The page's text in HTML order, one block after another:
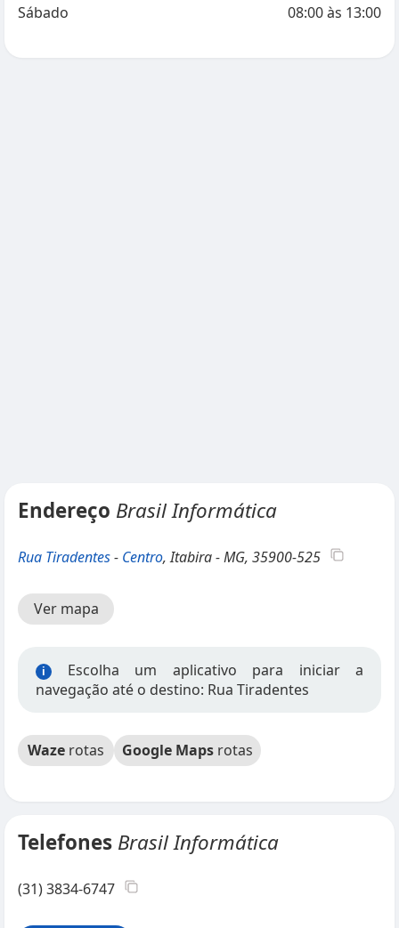
Sábado
08:00às 13:00
Endereço Brasil Informática
Rua Tiradentes- Centro, Itabira - MG, 35900-525
Ver mapa
i
Escolha um aplicativo para iniciar a
navegação até o destino: Rua Tiradentes
Waze rotas Google Maps rotas
Telefones Brasil Informática
(31) 3834-6747